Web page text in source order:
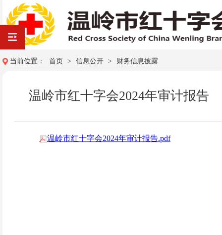
当前位置： 首页 > 信息公开 > 财务信息披露
温岭市红十字会2024年审计报告
温岭市红十字会2024年审计报告.pdf